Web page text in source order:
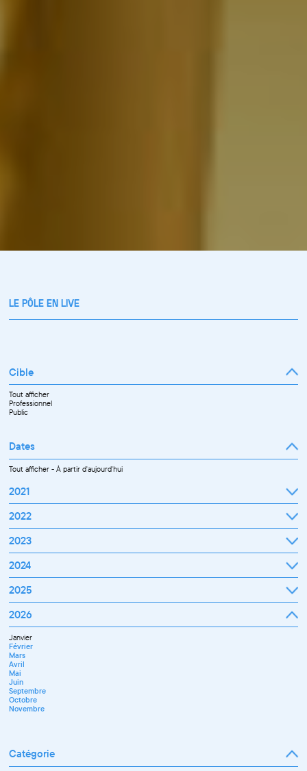
LE PÔLE EN LIVE
Cible
Tout afficher
Professionnel
Public
Dates
Tout afficher-À partir d'aujourd'hui
2021
Septembre
Octobre
Novembre
Décembre
2022
Janvier
Février
Mars
Avril
Juillet
Septembre
Octobre
Novembre
Décembre
2023
Janvier
Février
Mars
Avril
Septembre
Octobre
Novembre
Décembre
2024
Janvier
Février
Mars
Avril
Juillet
Septembre
Novembre
Décembre
2025
Janvier
Février
Mars
Avril
Mai
Juin
Juillet
Septembre
Octobre
Novembre
Décembre
2026
Janvier
Février
Mars
Avril
Mai
Juin
Septembre
Octobre
Novembre
Catégorie